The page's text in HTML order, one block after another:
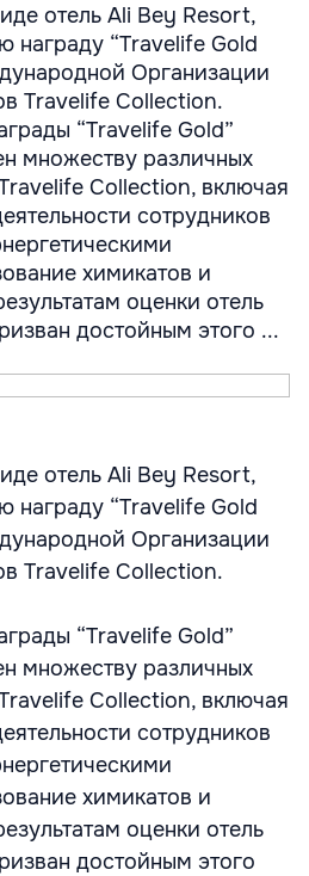
отель Ali Bey Resort,
награду “Travelife Gold
Организации
Travelife Collection.
“Travelife Gold”
множеству различных
Collection, включая
сотрудников
химикатов и
оценки отель
достойным этого ...
отель Ali Bey Resort,
награду “Travelife Gold
Организации
Travelife Collection.
“Travelife Gold”
множеству различных
Collection, включая
сотрудников
химикатов и
оценки отель
достойным этого